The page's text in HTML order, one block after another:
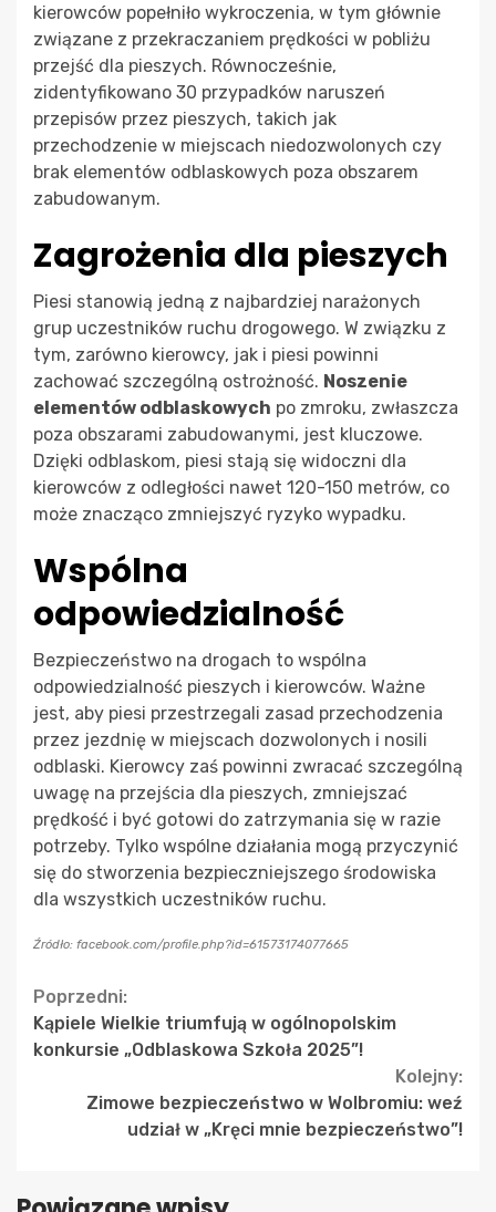
kierowców popełniło wykroczenia, w tym głównie
związane z przekraczaniem prędkości w pobliżu
przejść dla pieszych. Równocześnie,
zidentyfikowano 30 przypadków naruszeń
przepisów przez pieszych, takich jak
przechodzenie w miejscach niedozwolonych czy
brak elementów odblaskowych poza obszarem
zabudowanym.
Zagrożenia dla pieszych
Piesi stanowią jedną z najbardziej narażonych
grup uczestników ruchu drogowego. W związku z
tym, zarówno kierowcy, jak i piesi powinni
zachować szczególną ostrożność. Noszenie
elementów odblaskowych po zmroku, zwłaszcza
poza obszarami zabudowanymi, jest kluczowe.
Dzięki odblaskom, piesi stają się widoczni dla
kierowców z odległości nawet 120-150 metrów, co
może znacząco zmniejszyć ryzyko wypadku.
Wspólna
odpowiedzialność
Bezpieczeństwo na drogach to wspólna
odpowiedzialność pieszych i kierowców. Ważne
jest, aby piesi przestrzegali zasad przechodzenia
przez jezdnię w miejscach dozwolonych i nosili
odblaski. Kierowcy zaś powinni zwracać szczególną
uwagę na przejścia dla pieszych, zmniejszać
prędkość i być gotowi do zatrzymania się w razie
potrzeby. Tylko wspólne działania mogą przyczynić
się do stworzenia bezpieczniejszego środowiska
dla wszystkich uczestników ruchu.
Źródło: facebook.com/profile.php?id=61573174077665
Continue
Reading
Poprzedni:
Kąpiele Wielkie triumfują w ogólnopolskim
konkursie „Odblaskowa Szkoła 2025”!
Kolejny:
Zimowe bezpieczeństwo w Wolbromiu: weź
udział w „Kręci mnie bezpieczeństwo”!